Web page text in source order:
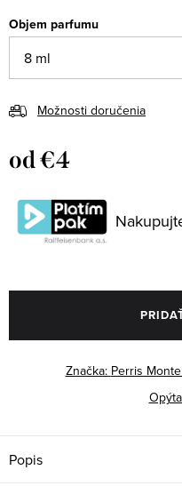
Objem parfumu
Možnosti doručenia
od€4
cena:
Značka: Perris
Popis